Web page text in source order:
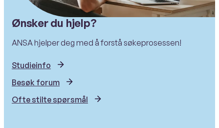
Ønsker du hjelp?
ANSA hjelper deg med å forstå søkeprosessen!
Studieinfo
Besøk forum
Ofte stilte spørsmål